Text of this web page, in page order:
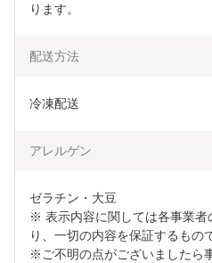
ります。
配送方法
冷凍配送
アレルゲン
ゼラチン・大豆
※ 表示内容に関しては各事業者
り、一切の内容を保証するもの
※ご不明の点がございましたら